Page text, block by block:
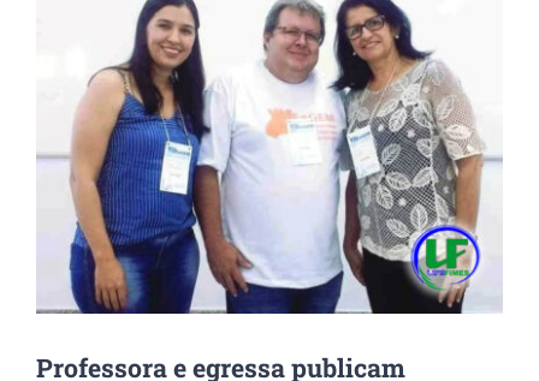
Professora e egressa publicam